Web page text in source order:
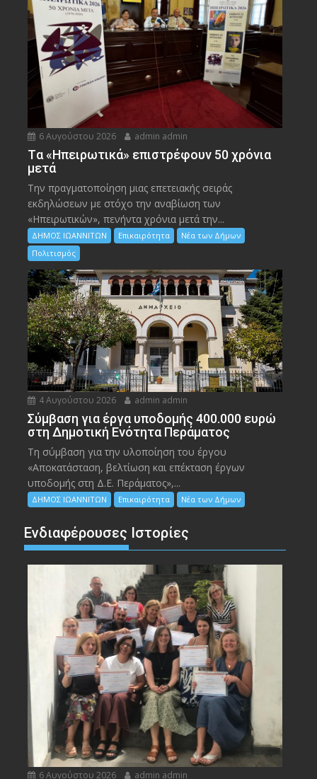
6 Αυγούστου 2026 admin admin
Tα «Ηπειρωτικά» επιστρέφουν 50 χρόνια
μετά
Την πραγματοποίηση μιας επετειακής σειράς
εκδηλώσεων με στόχο την αναβίωση των
«Ηπειρωτικών», πενήντα χρόνια μετά την...
ΔΗΜΟΣ ΙΩΑΝΝΙΤΩΝ Επικαιρότητα
Νέα των Δήμων
Πολιτισμός
4 Αυγούστου 2026 admin admin
Σύμβαση για έργα υποδομής 400.000 ευρώ
στη Δημοτική Ενότητα Περάματος
Τη σύμβαση για την υλοποίηση του έργου
«Αποκατάσταση, βελτίωση και επέκταση έργων
υποδομής στη Δ.Ε. Περάματος»,...
ΔΗΜΟΣ ΙΩΑΝΝΙΤΩΝ Επικαιρότητα Νέα των Δήμων
Ενδιαφέρουσες Ιστορίες
6 Αυγούστου 2026 admin admin